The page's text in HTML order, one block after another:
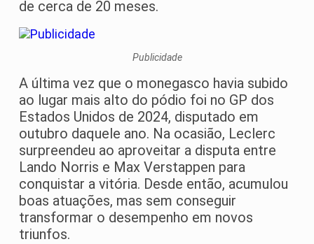
de cerca de 20 meses.
Publicidade
A última vez que o monegasco havia subido
ao lugar mais alto do pódio foi no GP dos
Estados Unidos de 2024, disputado em
outubro daquele ano. Na ocasião, Leclerc
surpreendeu ao aproveitar a disputa entre
Lando Norris e Max Verstappen para
conquistar a vitória. Desde então, acumulou
boas atuações, mas sem conseguir
transformar o desempenho em novos
triunfos.